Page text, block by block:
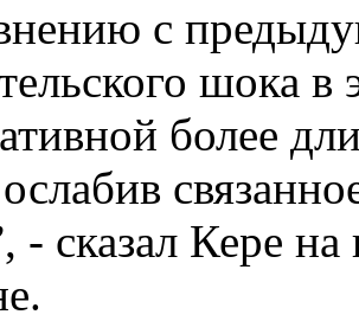
с
шока в
более
- сказал Кере